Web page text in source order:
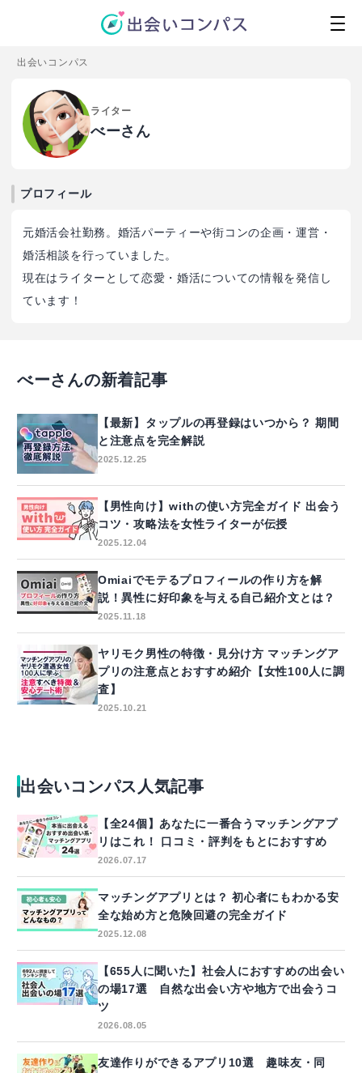
出会いコンパス
ライター
べーさん
プロフィール
元婚活会社勤務。婚活パーティーや街コンの企画・運営・
婚活相談を行っていました。
現在はライターとして恋愛・婚活についての情報を発信し
ています！
べーさんの新着記事
【最新】タップルの再登録はいつから？ 期間
と注意点を完全解説
2025.12.25
【男性向け】withの使い方完全ガイド 出会う
コツ・攻略法を女性ライターが伝授
2025.12.04
Omiaiでモテるプロフィールの作り方を解
説！異性に好印象を与える自己紹介文とは？
2025.11.18
ヤリモク男性の特徴・見分け方 マッチングア
プリの注意点とおすすめ紹介【女性100人に調
査】
2025.10.21
出会いコンパス人気記事
【全24個】あなたに一番合うマッチングアプ
リはこれ！ 口コミ・評判をもとにおすすめ
2026.07.17
マッチングアプリとは？ 初心者にもわかる安
全な始め方と危険回避の完全ガイド
2025.12.08
【655人に聞いた】社会人におすすめの出会い
の場17選 自然な出会い方や地方で出会うコ
ツ
2026.08.05
友達作りができるアプリ10選 趣味友・同